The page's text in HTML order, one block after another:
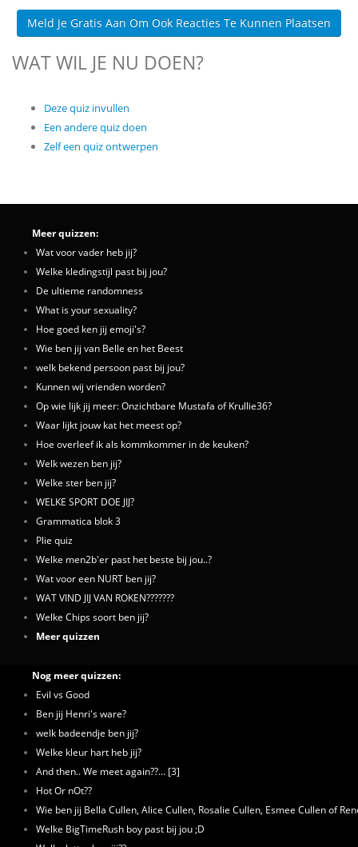
Meld Je Gratis Aan Om Ook Reacties Te Kunnen Plaatsen
WAT WIL JE NU DOEN?
Deze quiz invullen
Een andere quiz doen
Zelf een quiz ontwerpen
Meer quizzen:
Wat voor vader heb jij?
Welke kledingstijl past bij jou?
De ultieme randomness
What is your sexuality?
Hoe goed ken jij emoji's?
Wie ben jij van Belle en het Beest
welk bekend persoon past bij jou?
Kunnen wij vrienden worden?
Op wie lijk jij meer: Onzichtbare Mustafa of Krullie36?
Waar lijkt jouw kat het meest op?
Hoe overleef ik als kommkommer in de keuken?
Welk wezen ben jij?
Welke ster ben jij?
WELKE SPORT DOE JIJ?
Grammatica blok 3
Plie quiz
Welke men2b'er past het beste bij jou..?
Wat voor een NURT ben jij?
WAT VIND JIJ VAN ROKEN???????
Welke Chips soort ben jij?
Meer quizzen
Nog meer quizzen:
Evil vs Good
Ben jij Henri's ware?
welk badeendje ben jij?
Welke kleur hart heb jij?
And then.. We meet again??... [3]
Hot Or nOt??
Wie ben jij Bella Cullen, Alice Cullen, Rosalie Cullen, Esmee Cullen of
Welke BigTimeRush boy past bij jou ;D